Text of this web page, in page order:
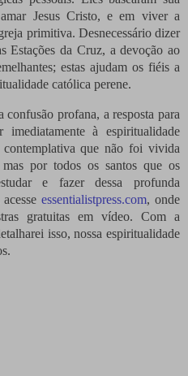
Jesus Cristo, e em viver a
primitiva. Desnecessário dizer
Estações da Cruz, a devoção ao
estas ajudam os fiéis a
católica perene.
confusão profana, a resposta para
à espiritualidade
que não foi vivida
por todos os santos que os
e fazer dessa profunda
acesseessentialistpress.com, onde
gratuitas em vídeo. Com a
isso, nossa espiritualidade